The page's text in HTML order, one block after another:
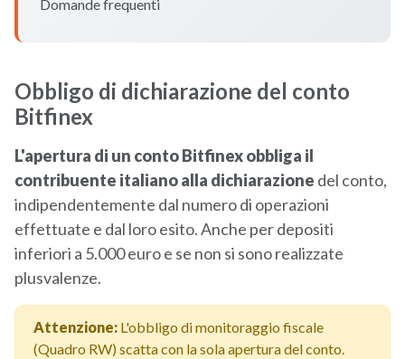
Domande frequenti
Obbligo di dichiarazione del conto
Bitfinex
L'apertura di un conto Bitfinex obbliga il
contribuente italiano alla dichiarazione del conto,
indipendentemente dal numero di operazioni
effettuate e dal loro esito. Anche per depositi
inferiori a 5.000 euro e se non si sono realizzate
plusvalenze.
Attenzione: L'obbligo di monitoraggio fiscale
(Quadro RW) scatta con la sola apertura del conto.